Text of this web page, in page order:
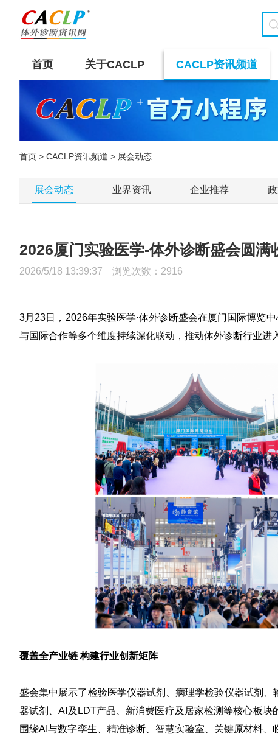
首页 关于CACLP CACLP资讯频道
首页 > CACLP资讯频道 > 展会动态
展会动态 业界资讯 企业推荐
2026厦门实验医学-体外诊断盛会圆满
2026/5/18 13:39:37 浏览次数： 2916
3月23日，2026年实验医学·体外诊断盛会在厦门国际博览中
与国际合作等多个维度持续深化联动，推动体外诊断行业进
覆盖全产业链 构建行业创新矩阵
盛会集中展示了检验医学仪器试剂、病理学检验仪器试剂
器试剂、AI及 LDT产品 、新消费医疗及居家检测等核心板块
围绕AI与数字孪生、精准诊断、智慧实验室、关键原材料